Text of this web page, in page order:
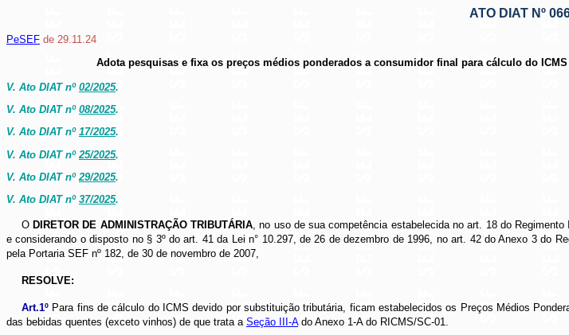
ATO DIAT Nº
PeSEF de 29.11.24
Adota pesquisas e fixa os preços médios ponderados a consumidor final para cálculo do
V. Ato DIAT nº 02/2025.
V. Ato DIAT nº 08/2025.
V. Ato DIAT nº 17/2025.
V. Ato DIAT nº 25/2025.
V. Ato DIAT nº 29/2025.
V. Ato DIAT nº 37/2025.
O DIRETOR DE ADMINISTRAÇÃO TRIBUTÁRIA, no uso de sua competência estabelecida no art. 18 do
e considerando o disposto no § 3º do art. 41 da Lei n° 10.297, de 26 de dezembro de 1996, no art. 42 do Anexo 3 do
pela Portaria SEF nº 182, de 30 de novembro de 2007,
RESOLVE:
Art.1ºPara fins de cálculo do ICMS devido por substituição tributária, ficam estabelecidos os Preços Médios
das bebidas quentes (exceto vinhos) de que trata a Seção III-Ado Anexo 1-A do RICMS/SC-01.